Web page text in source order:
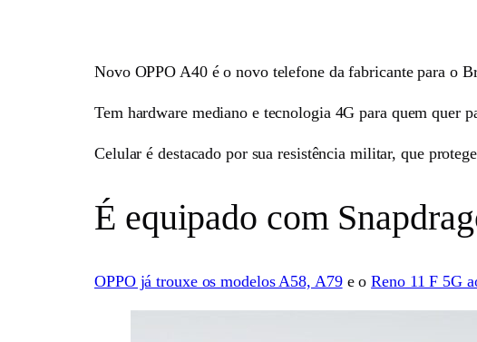
Novo OPPO A40 é o novo telefone da fabricante para o
Tem hardware mediano e tecnologia 4G para quem quer
Celular é destacado por sua resistência militar, que
É equipado com
OPPO já trouxe os modelos A58, A79e oReno 11 F 5G